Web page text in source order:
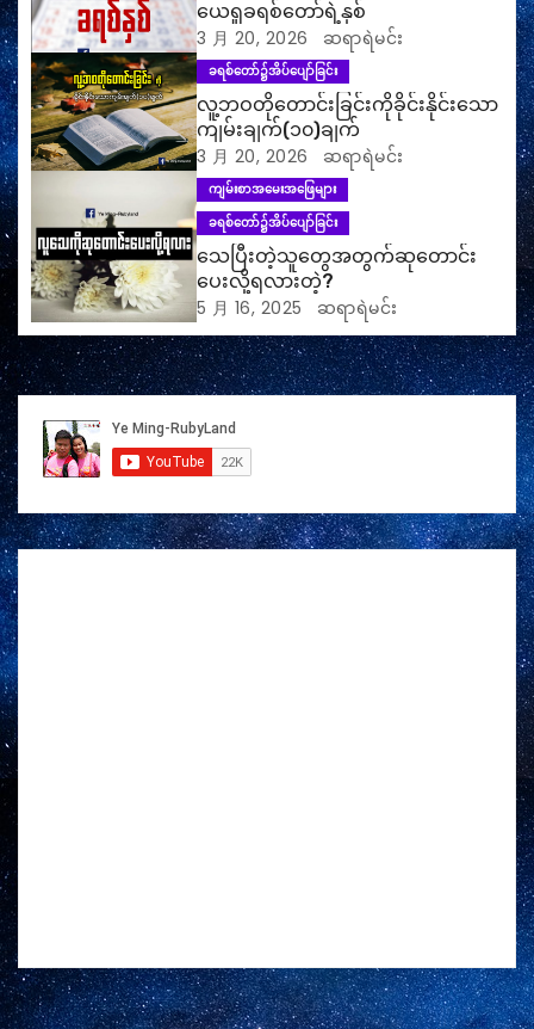
ယေရှုခရစ်တော်ရဲ့နှစ်
3 月 20, 2026 ဆရာရဲမင်း
ခရစ်တော်၌အိပ်ပျော်ခြင်း
လူ့ဘဝတိုတောင်းခြင်းကိုခိုင်းနိုင်းသော
ကျမ်းချက်(၁၀)ချက်
3 月 20, 2026 ဆရာရဲမင်း
ကျမ်းစာအမေးအဖြေများ
ခရစ်တော်၌အိပ်ပျော်ခြင်း
သေပြီးတဲ့သူတွေအတွက်ဆုတောင်း
ပေးလို့ရလားတဲ့?
5 月 16, 2025 ဆရာရဲမင်း